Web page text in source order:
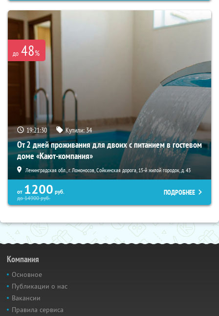
до 48%
19:21:28 Купили:34
От 2 дней проживания для двоих с питанием в гостевом
доме «Кают-компания»
Ленинградская обл., г. Ломоносов, Сойкинская дорога, 15-й жилой городок, д. 43
от 1200 руб.
до14900руб.
ПОДРОБНЕЕ
Компания
Основное
Публикации о нас
Вакансии
Правила сервиса